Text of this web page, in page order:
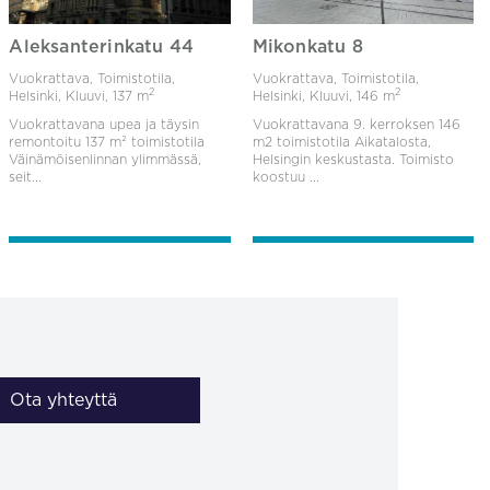
Aleksanterinkatu 44
Vuokrattava, Toimistotila,
Helsinki, Kluuvi,137 m2
Vuokrattavana upea ja täysin
remontoitu 137 m² toimistotila
Väinämöisenlinnan ylimmässä,
seit...
Mikonkatu 8
Vuokrattava, Toimistotila,
Helsinki, Kluuvi, 146 m2
Vuokrattavana 9. kerroksen 146
m2 toimistotila Aikatalosta,
Helsingin keskustasta. Toimisto
koostuu ...
Ota yhteyttä